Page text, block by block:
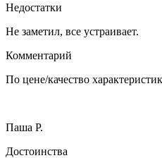
Недостатки
Не заметил, все устраивает.
Комментарий
По цене/качество
Паша Р.
Достоинства